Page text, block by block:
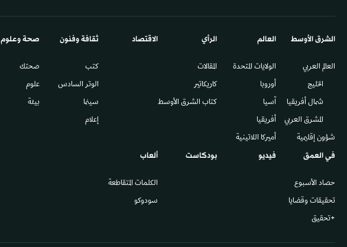
الشرق الأوسط​
العالم العربي
الخليج
شمال أفريقيا
المشرق العربي
شؤون إقليمية
العالم
الولايات المتحدة
أوروبا
آسيا
أفريقيا
أميركا اللاتينية
الرأي
المقالات
كاريكاتير
كتاب الشرق الأوسط
الاقتصاد ثقافة وفنون
كتب
الوتر السادس​
سينما
إعلام
صحة وعلوم
صحتك
علوم
بيئة
في العمق
حصاد الأسبوع
تحقيقات وقضايا
+تحقيق
فيديو بودكاست ألعاب
الكلمات المتقاطعة
سودوكو